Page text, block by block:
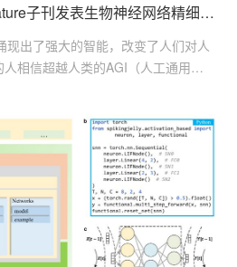
黄铁军、杜凯团队在Nature子刊发表生物神经网络精细仿真算法并证明理论最优
出了强大的智能，改变了人们对人
相信超越人类的AGI（人工通用智
，人工神经网络还只是对生物神经网
和神经网络结构方面与人脑相距甚
本差别。人脑是亿万年自然进化“训